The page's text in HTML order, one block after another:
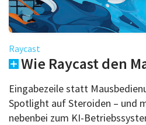
Raycast
Wie Raycast den
Eingabezeile statt
Spotlight auf Steroiden – und
nebenbei zum KI-